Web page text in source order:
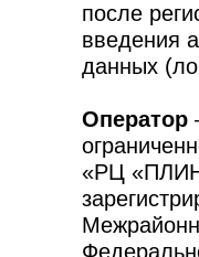
после
введения
данных
Оператор
«РЦ